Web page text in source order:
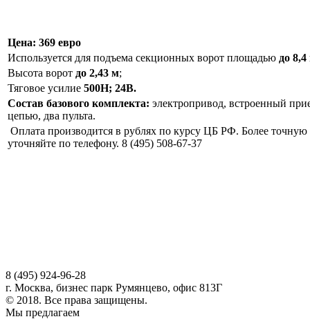
Цена: 369 евро
Используется для подъема секционных ворот площадью до 8,4
Высота ворот до 2,43 м;
Тяговое усилие 500Н; 24В.
Состав базового комплекта: электропривод, встроенный
цепью, два пульта.
Оплата производится в рублях по курсу ЦБ РФ. Более точную
уточняйте по телефону. 8 (495) 508-67-37
8 (495) 924-96-28
г. Москва, бизнес парк Румянцево, офис 813Г
© 2018. Все права защищены.
Мы предлагаем